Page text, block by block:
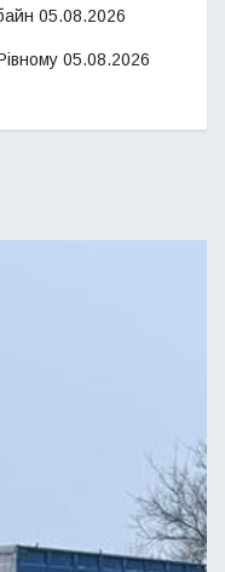
05.08.2026
05.08.2026